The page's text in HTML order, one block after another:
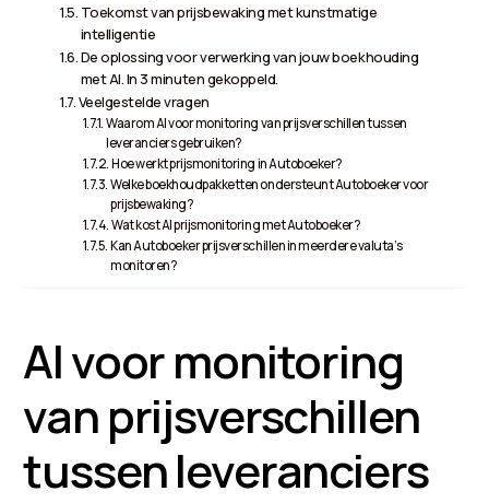
Toekomst van prijsbewaking met kunstmatige
intelligentie
De oplossing voor verwerking van jouw boekhouding
met AI. In 3 minuten gekoppeld.
Veelgestelde vragen
Waarom AI voor monitoring van prijsverschillen tussen
leveranciers gebruiken?
Hoe werkt prijsmonitoring in Autoboeker?
Welke boekhoudpakketten ondersteunt Autoboeker voor
prijsbewaking?
Wat kost AI prijsmonitoring met Autoboeker?
Kan Autoboeker prijsverschillen in meerdere valuta’s
monitoren?
AI voor monitoring
van prijsverschillen
tussen leveranciers